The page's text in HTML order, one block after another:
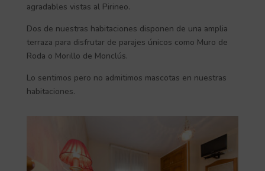
agradables vistas al Pirineo.
Dos de nuestras habitaciones disponen de una amplia
terraza para disfrutar de parajes únicos como Muro de
Roda o Morillo de Monclús.
Lo sentimos pero no admitimos mascotas en nuestras
habitaciones.